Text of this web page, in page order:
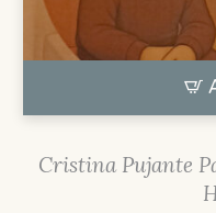
Cristina Pujante